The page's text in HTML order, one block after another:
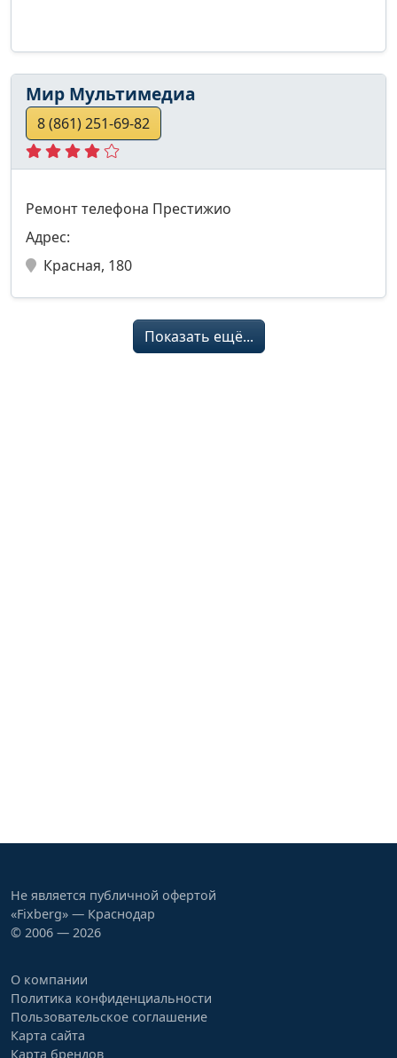
Мир Мультимедиа
8 (861) 251-69-82
Ремонт телефона Престижио
Адрес:
Красная, 180
Показать ещё...
Не является публичной офертой
«Fixberg» — Краснодар
© 2006 — 2026
О компании
Политика конфиденциальности
Пользовательское соглашение
Карта сайта
Карта брендов